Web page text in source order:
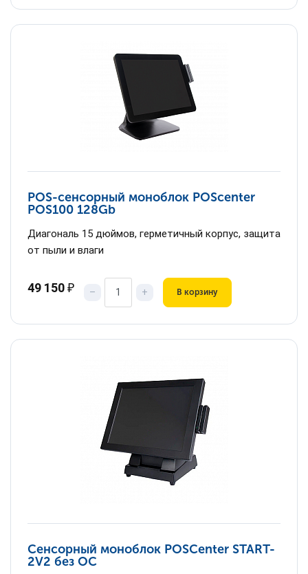
POS-сенсорный моноблок POScenter
POS100 128Gb
Диагональ 15 дюймов, герметичный корпус, защита
от пыли и влаги
49 150₽ – + В корзину
Сенсорный моноблок POSCenter START-
2V2 без ОС